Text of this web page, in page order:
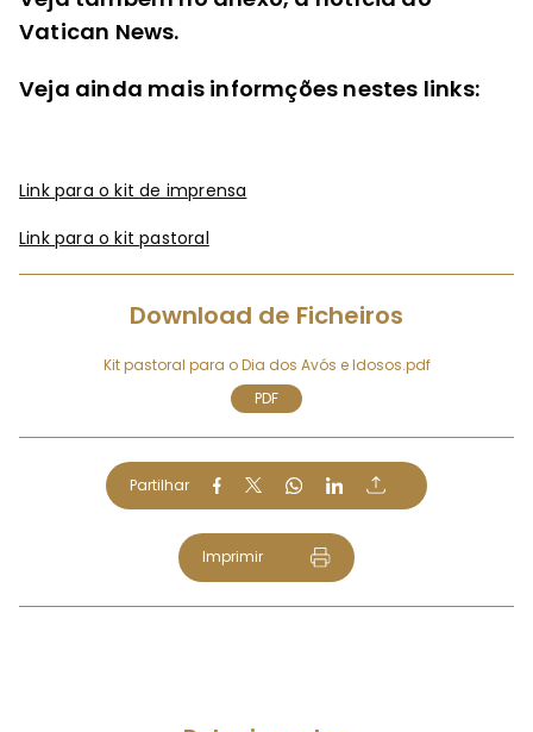
Vatican News.
Veja ainda mais informções nestes links:
Link para o kit de imprensa
Link para o kitpastoral
Download de Ficheiros
Kit pastoral para o Dia dos Avós e Idosos.pdf
PDF
Partilhar
Imprimir